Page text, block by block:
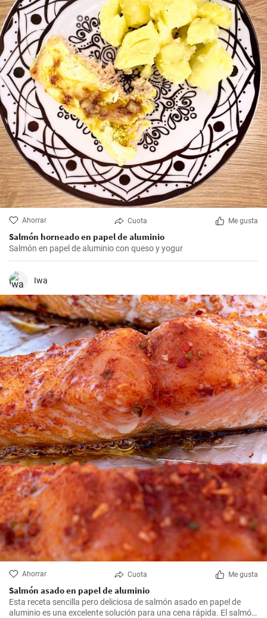
Ahorrar Cuota Me gusta
Salmón horneado en papel de aluminio
Salmón en papel de aluminio con queso y yogur
Iwa
Ahorrar Cuota Me gusta
Salmón asado en papel de aluminio
Esta receta sencilla pero deliciosa de salmón asado en papel de
aluminio es una excelente solución para una cena rápida. El salmón